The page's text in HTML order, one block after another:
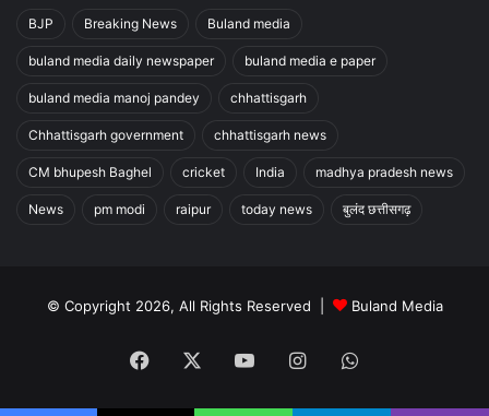
BJP Breaking News Buland media
buland media daily newspaper buland media e paper
buland media manoj pandey chhattisgarh
Chhattisgarh government chhattisgarh news
CM bhupesh Baghel cricket India madhya pradesh news
News pm modi raipur today news बुलंद छत्तीसगढ़
© Copyright 2026, All Rights Reserved | Buland Media
Facebook YouTubeInstagramWhatsApp